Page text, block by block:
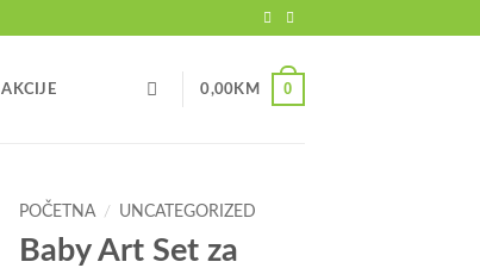
AKCIJE 0,00KM 0
POČETNA / UNCATEGORIZED
Baby Art Set za